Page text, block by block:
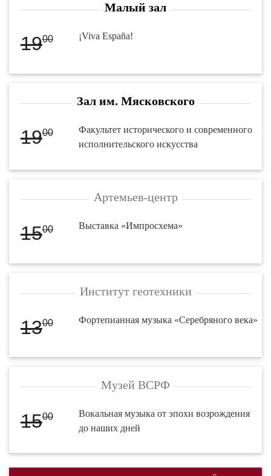
Малый зал
1900 ¡Viva España!
Зал им. Мясковского
1900
Факультет исторического и современного
исполнительского искусства
Артемьев-центр
1500 Выставка «Импросхема»
Институт геотехники
1300 Фортепианная музыка «Серебряного века»
Музей ВСРФ
1500
Вокальная музыка от эпохи возрождения
до наших дней